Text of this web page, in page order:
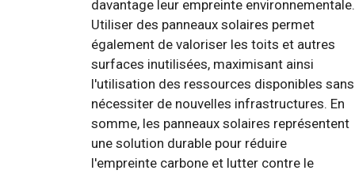
davantage leur empreinte environnementale.
Utiliser des panneaux solaires permet
également de valoriser les toits et autres
surfaces inutilisées, maximisant ainsi
l'utilisation des ressources disponibles sans
nécessiter de nouvelles infrastructures. En
somme, les panneaux solaires représentent
une solution durable pour réduire
l'empreinte carbone et lutter contre le